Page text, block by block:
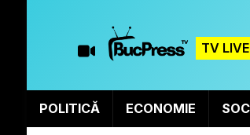
TV LIVE
POLITICĂ ECONOMIE